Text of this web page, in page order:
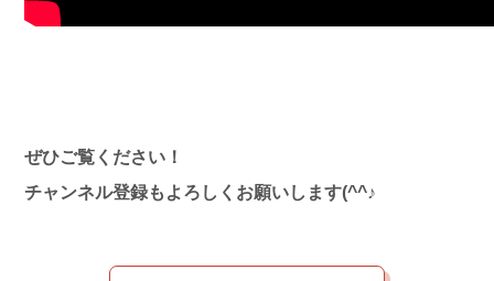
ぜひご覧ください！
チャンネル登録もよろしくお願いします(^^♪